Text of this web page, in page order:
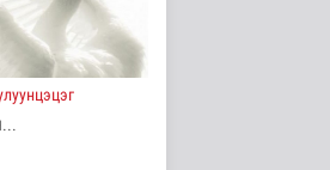
55 минутын өмнө
иргэд
зэвсгийн
бодлогы..
7 минутын өмнө